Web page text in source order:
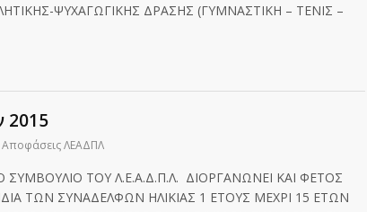
ΨΥΧΑΓΩΓΙΚΗΣ ΔΡΑΣΗΣ (ΓΥΜΝΑΣΤΙΚΗ – ΤΕΝΙΣ –
2015
Αποφάσεις ΛΕΑΔΠΛ
ΤΟΥ Λ.Ε.Α.Δ.Π.Λ. ΔΙΟΡΓΑΝΩΝΕΙ ΚΑΙ ΦΕΤΟΣ
ΤΩΝ ΣΥΝΑΔΕΛΦΩΝ ΗΛΙΚΙΑΣ 1 ΕΤΟΥΣ ΜΕΧΡΙ 15 ΕΤΩΝ